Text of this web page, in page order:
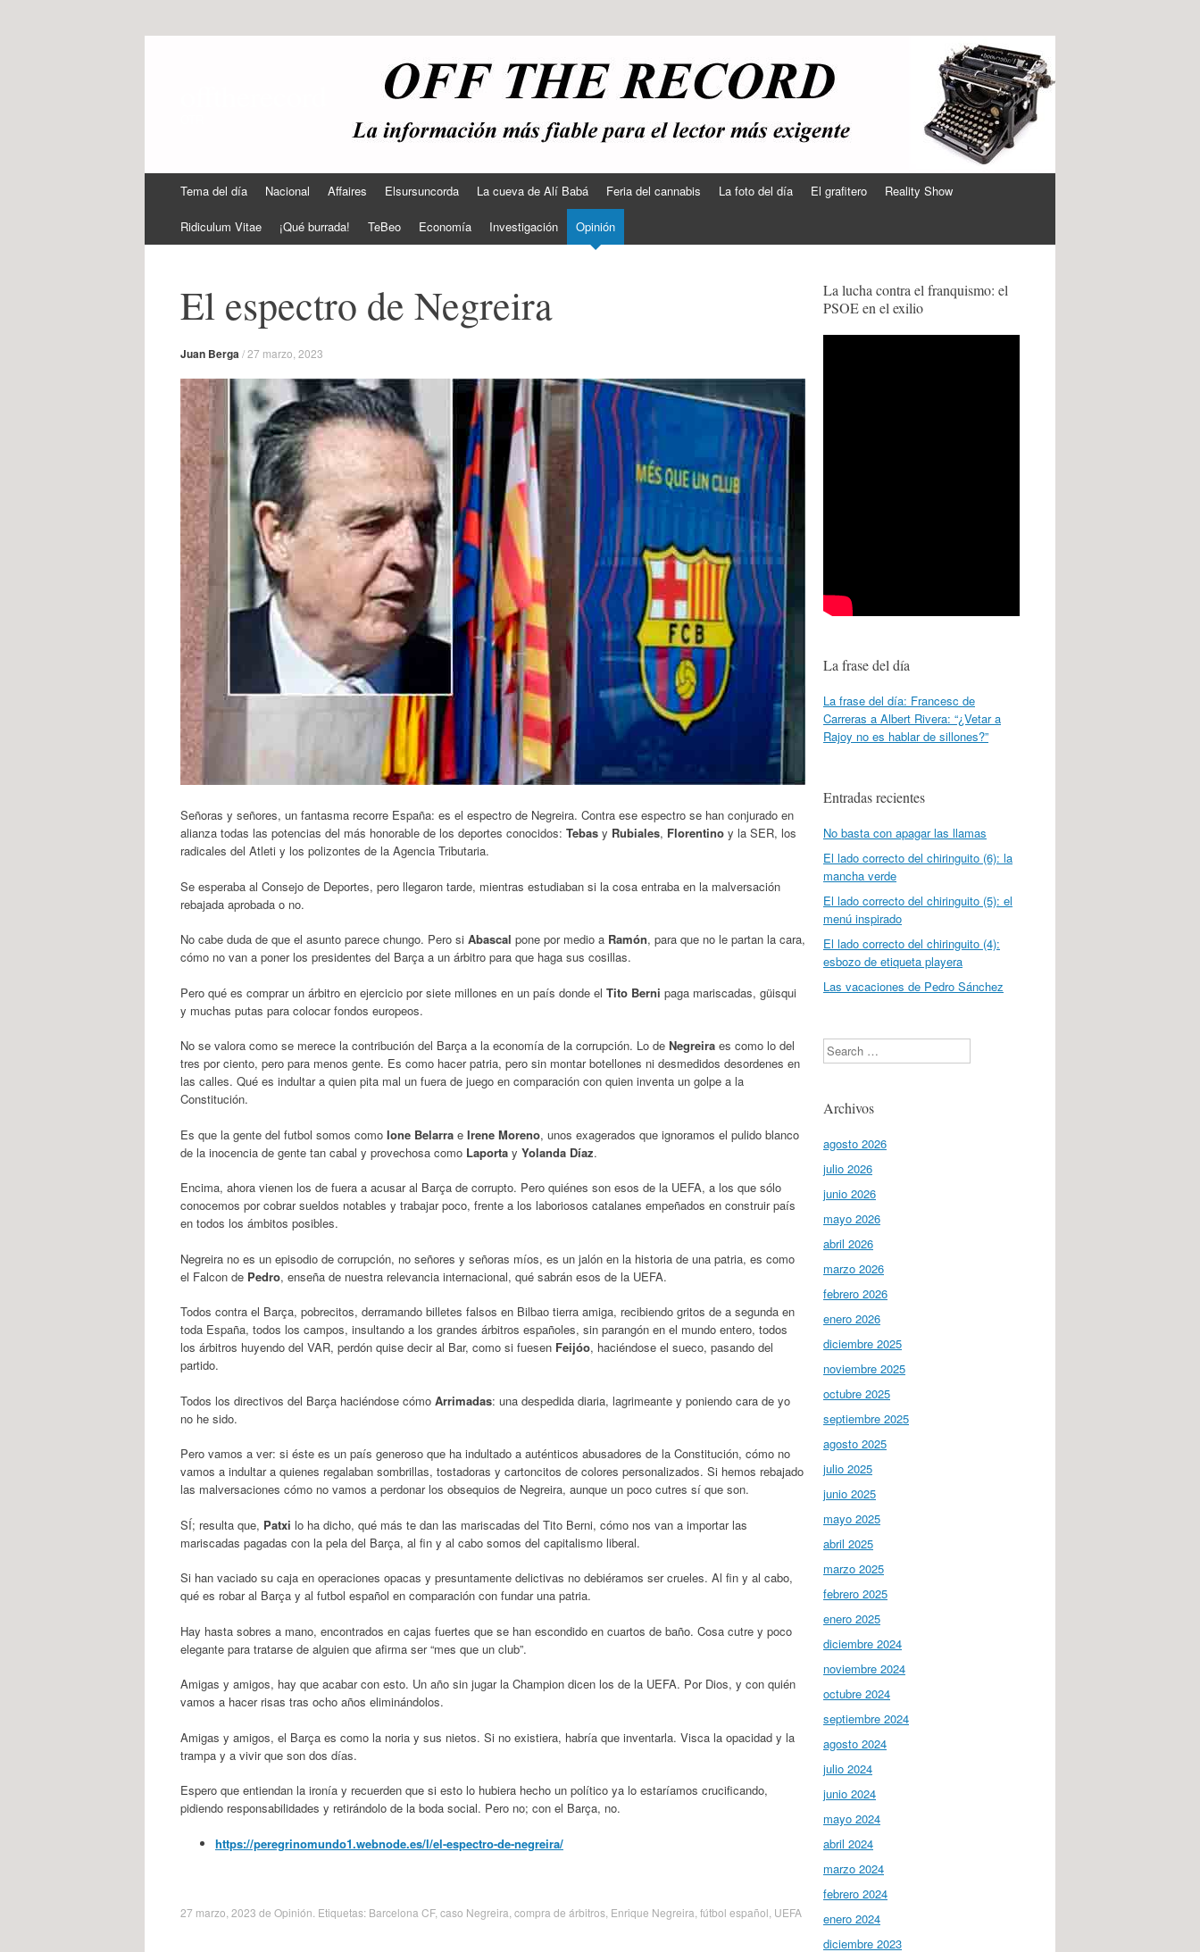
contenido
Tema del día Nacional Affaires Elsursuncorda La cueva de Alí Babá Feria del cannabis La foto del día El grafitero Reality Show
Ridiculum Vitae ¡Qué burrada! TeBeo Economía Investigación Opinión
El espectro de Negreira
Juan Berga/27 marzo, 2023
Señoras y señores, un fantasma recorre España: es el espectro de Negreira. Contra ese espectro se han conjurado en
alianza todas las potencias del más honorable de los deportes conocidos: Tebas y Rubiales, Florentino y la SER, los
radicales del Atleti y los polizontes de la Agencia Tributaria.
Se esperaba al Consejo de Deportes, pero llegaron tarde, mientras estudiaban si la cosa entraba en la malversación
rebajada aprobada o no.
No cabe duda de que el asunto parece chungo. Pero si Abascal pone por medio a Ramón, para que no le partan la cara,
cómo no van a poner los presidentes del Barça a un árbitro para que haga sus cosillas.
Pero qué es comprar un árbitro en ejercicio por siete millones en un país donde el Tito Berni paga mariscadas, güisqui
y muchas putas para colocar fondos europeos.
No se valora como se merece la contribución del Barça a la economía de la corrupción. Lo de Negreira es como lo del
tres por ciento, pero para menos gente. Es como hacer patria, pero sin montar botellones ni desmedidos desordenes en
las calles. Qué es indultar a quien pita mal un fuera de juego en comparación con quien inventa un golpe a la
Constitución.
Es que la gente del futbol somos como Ione Belarra e Irene Moreno, unos exagerados que ignoramos el pulido blanco
de la inocencia de gente tan cabal y provechosa como Laporta y Yolanda Díaz.
Encima, ahora vienen los de fuera a acusar al Barça de corrupto. Pero quiénes son esos de la UEFA, a los que sólo
conocemos por cobrar sueldos notables y trabajar poco, frente a los laboriosos catalanes empeñados en construir país
en todos los ámbitos posibles.
Negreira no es un episodio de corrupción, no señores y señoras míos, es un jalón en la historia de una patria, es como
el Falcon de Pedro, enseña de nuestra relevancia internacional, qué sabrán esos de la UEFA.
Todos contra el Barça, pobrecitos, derramando billetes falsos en Bilbao tierra amiga, recibiendo gritos de a segunda en
toda España, todos los campos, insultando a los grandes árbitros españoles, sin parangón en el mundo entero, todos
los árbitros huyendo del VAR, perdón quise decir al Bar, como si fuesen Feijóo, haciéndose el sueco, pasando del
partido.
Todos los directivos del Barça haciéndose cómo Arrimadas: una despedida diaria, lagrimeante y poniendo cara de yo
no he sido.
Pero vamos a ver: si éste es un país generoso que ha indultado a auténticos abusadores de la Constitución, cómo no
vamos a indultar a quienes regalaban sombrillas, tostadoras y cartoncitos de colores personalizados. Si hemos rebajado
las malversaciones cómo no vamos a perdonar los obsequios de Negreira, aunque un poco cutres sí que son.
SÍ; resulta que, Patxi lo ha dicho, qué más te dan las mariscadas del Tito Berni, cómo nos van a importar las
mariscadas pagadas con la pela del Barça, al fin y al cabo somos del capitalismo liberal.
Si han vaciado su caja en operaciones opacas y presuntamente delictivas no debiéramos ser crueles. Al fin y al cabo,
qué es robar al Barça y al futbol español en comparación con fundar una patria.
Hay hasta sobres a mano, encontrados en cajas fuertes que se han escondido en cuartos de baño. Cosa cutre y poco
elegante para tratarse de alguien que afirma ser “mes que un club”.
Amigas y amigos, hay que acabar con esto. Un año sin jugar la Champion dicen los de la UEFA. Por Dios, y con quién
vamos a hacer risas tras ocho años eliminándolos.
Amigas y amigos, el Barça es como la noria y sus nietos. Si no existiera, habría que inventarla. Visca la opacidad y la
trampa y a vivir que son dos días.
Espero que entiendan la ironía y recuerden que si esto lo hubiera hecho un político ya lo estaríamos crucificando,
pidiendo responsabilidades y retirándolo de la boda social. Pero no; con el Barça, no.
https://peregrinomundo1.webnode.es/l/el-espectro-de-negreira/
27 marzo, 2023 de Opinión . Etiquetas: Barcelona CF, caso Negreira compra de árbitros Enrique Negreira fútbol español UEFA
La lucha contra el franquismo: el
PSOE en el exilio
La frase del día
La frase del día: Francesc de
Carreras a Albert Rivera: “¿Vetar a
Rajoy no es hablar de sillones?”
Entradas recientes
No basta con apagar las llamas
El lado correcto del chiringuito (6): la
mancha verde
El lado correcto del chiringuito (5): el
menú inspirado
El lado correcto del chiringuito (4):
esbozo de etiqueta playera
Las vacaciones de Pedro Sánchez
Search
Archivos
agosto 2026
julio 2026
junio 2026
mayo 2026
abril 2026
marzo 2026
febrero 2026
enero 2026
diciembre 2025
noviembre 2025
octubre 2025
septiembre 2025
agosto 2025
julio 2025
junio 2025
mayo 2025
abril 2025
marzo 2025
febrero 2025
enero 2025
diciembre 2024
noviembre 2024
octubre 2024
septiembre 2024
agosto 2024
julio 2024
junio 2024
mayo 2024
abril 2024
marzo 2024
febrero 2024
enero 2024
diciembre 2023